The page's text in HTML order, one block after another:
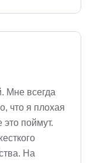
Мне всегда
что я плохая
это поймут.
На